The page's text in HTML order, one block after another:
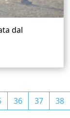
dal
36 37 38